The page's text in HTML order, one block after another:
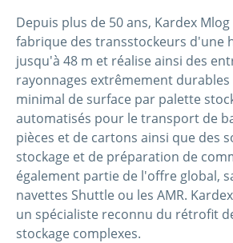
Depuis plus de 50 ans, Kardex
fabrique des transstockeurs d'une
jusqu'à 48 m et réalise ainsi des
rayonnages extrêmement durables
minimal de surface par palette
automatisés pour le transport de
pièces et de cartons ainsi que des
stockage et de préparation de
également partie de l'offre global,
navettes Shuttle ou les AMR.
un spécialiste reconnu du rétrofit
stockage complexes.